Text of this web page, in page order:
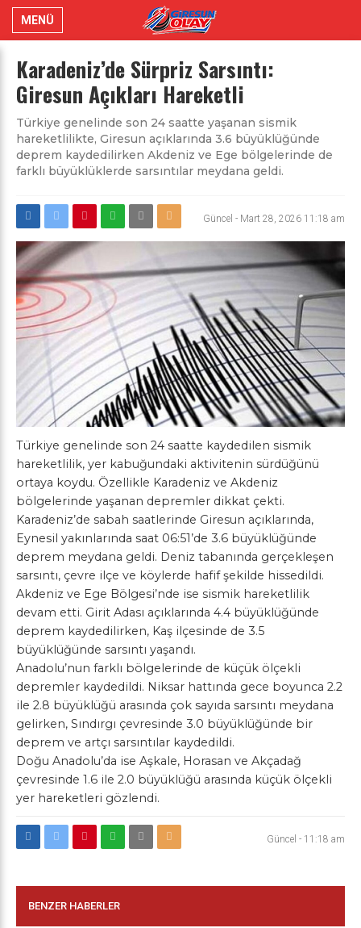
MENÜ
Karadeniz’de Sürpriz Sarsıntı:
Giresun Açıkları Hareketli
Türkiye genelinde son 24 saatte yaşanan sismik
hareketlilikte, Giresun açıklarında 3.6 büyüklüğünde
deprem kaydedilirken Akdeniz ve Ege bölgelerinde de
farklı büyüklüklerde sarsıntılar meydana geldi.
Güncel - Mart 28, 2026 11:18 am
Türkiye genelinde son 24 saatte kaydedilen sismik
hareketlilik, yer kabuğundaki aktivitenin sürdüğünü
ortaya koydu. Özellikle Karadeniz ve Akdeniz
bölgelerinde yaşanan depremler dikkat çekti.
Karadeniz’de sabah saatlerinde Giresun açıklarında,
Eynesil yakınlarında saat 06:51’de 3.6 büyüklüğünde
deprem meydana geldi. Deniz tabanında gerçekleşen
sarsıntı, çevre ilçe ve köylerde hafif şekilde hissedildi.
Akdeniz ve Ege Bölgesi’nde ise sismik hareketlilik
devam etti. Girit Adası açıklarında 4.4 büyüklüğünde
deprem kaydedilirken, Kaş ilçesinde de 3.5
büyüklüğünde sarsıntı yaşandı.
Anadolu’nun farklı bölgelerinde de küçük ölçekli
depremler kaydedildi. Niksar hattında gece boyunca 2.2
ile 2.8 büyüklüğü arasında çok sayıda sarsıntı meydana
gelirken, Sındırgı çevresinde 3.0 büyüklüğünde bir
deprem ve artçı sarsıntılar kaydedildi.
Doğu Anadolu’da ise Aşkale, Horasan ve Akçadağ
çevresinde 1.6 ile 2.0 büyüklüğü arasında küçük ölçekli
yer hareketleri gözlendi.
Güncel - 11:18 am
BENZER HABERLER